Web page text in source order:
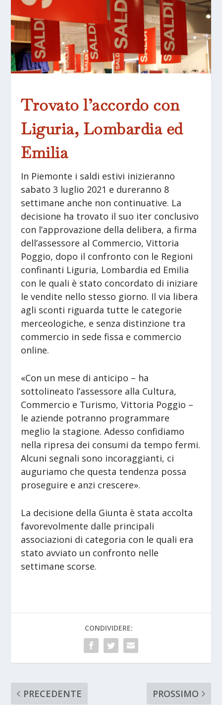
Trovato l’accordo con
Liguria, Lombardia ed
Emilia
In Piemonte i saldi estivi inizieranno
sabato 3 luglio 2021 e dureranno 8
settimane anche non continuative. La
decisione ha trovato il suo iter conclusivo
con l’approvazione della delibera, a firma
dell’assessore al Commercio, Vittoria
Poggio, dopo il confronto con le Regioni
confinanti Liguria, Lombardia ed Emilia
con le quali è stato concordato di iniziare
le vendite nello stesso giorno. Il via libera
agli sconti riguarda tutte le categorie
merceologiche, e senza distinzione tra
commercio in sede fissa e commercio
online.
«Con un mese di anticipo – ha
sottolineato l’assessore alla Cultura,
Commercio e Turismo, Vittoria Poggio –
le aziende potranno programmare
meglio la stagione. Adesso confidiamo
nella ripresa dei consumi da tempo fermi.
Alcuni segnali sono incoraggianti, ci
auguriamo che questa tendenza possa
proseguire e anzi crescere».
La decisione della Giunta è stata accolta
favorevolmente dalle principali
associazioni di categoria con le quali era
stato avviato un confronto nelle
settimane scorse.
CONDIVIDERE:
PRECEDENTE PROSSIMO